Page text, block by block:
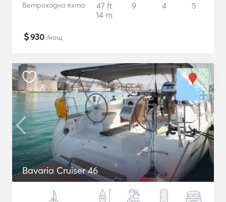
Ветроходна яхта
47 ft
14 m
9 4 5
$930 /нощ
Bavaria Cruiser 46